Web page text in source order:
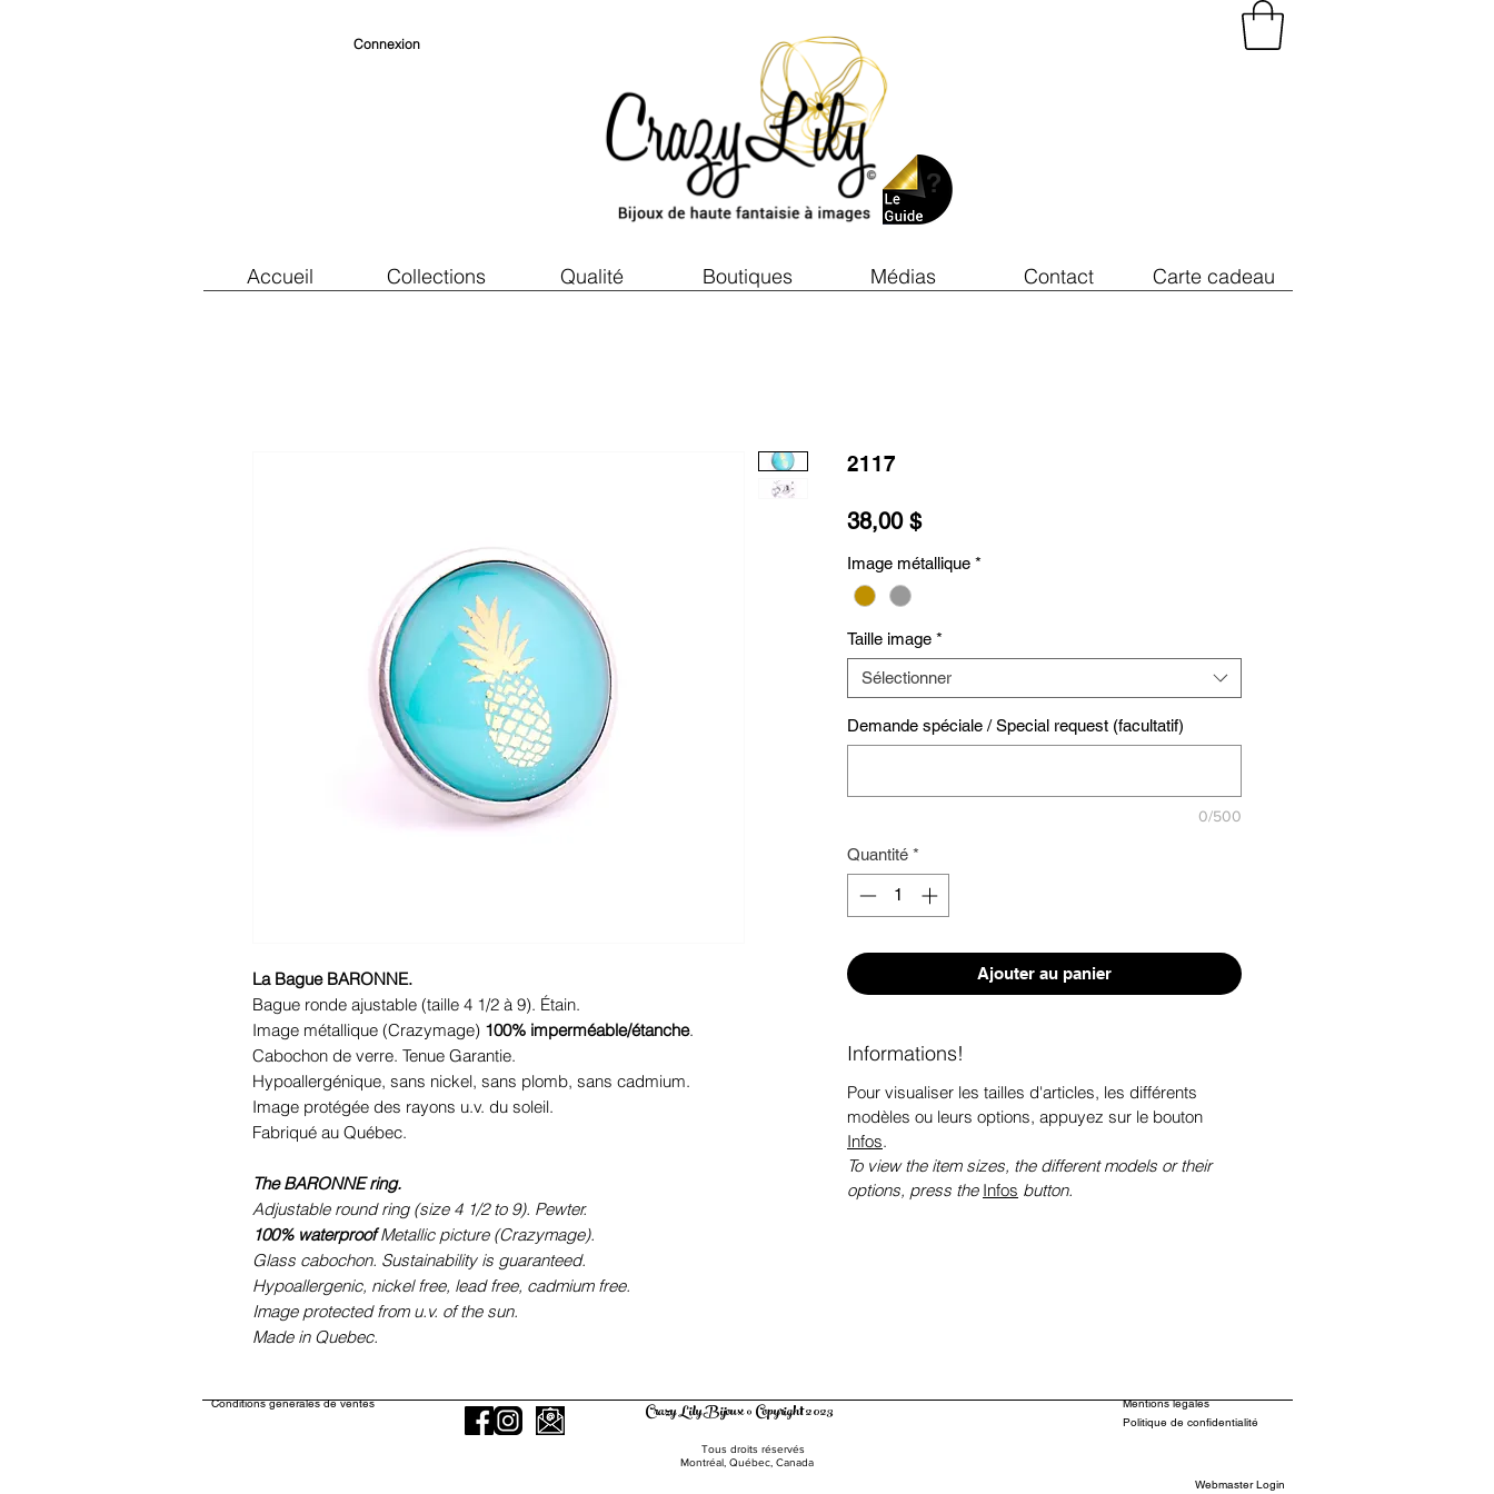
Accueil Collections Qualité Boutiques Médias Contact Carte cadeau
Connexion
La Bague BARONNE.
Bague ronde ajustable (taille 4 1/2 à 9). Étain.
Image métallique (Crazymage) 100% imperméable/étanche.
Cabochon de verre. Tenue Garantie.
Hypoallergénique, sans nickel, sans plomb, sans cadmium.
Image protégée des rayons u.v. du soleil.
Fabriqué au Québec.
The BARONNE ring.
Adjustable round ring (size 4 1/2 to 9). Pewter.
100% waterproofMetallic picture (Crazymage).
Glass cabochon. Sustainability is guaranteed.
Hypoallergenic, nickel free, lead free, cadmium free.
Image protected from u.v. of the sun.
Made in Quebec.
2117
38,00 $Prix
Image métallique *
Taille image *
Sélectionner
Demande spéciale / Special request (facultatif)
0/500
Quantité *
Ajouter au panier
Informations!
Pour visualiser les tailles d'articles, les différents
modèles ou leurs options, appuyez sur le bouton
Infos.
To view the item sizes, the different models or their
options, press the Infos button.
Mentions légales
Conditions générales de ventes Crazy Lily Bijoux © Copyright 2023
Tous droits réservés
Politique de confidentialité
Montréal, Québec, Canada
Webmaster Login